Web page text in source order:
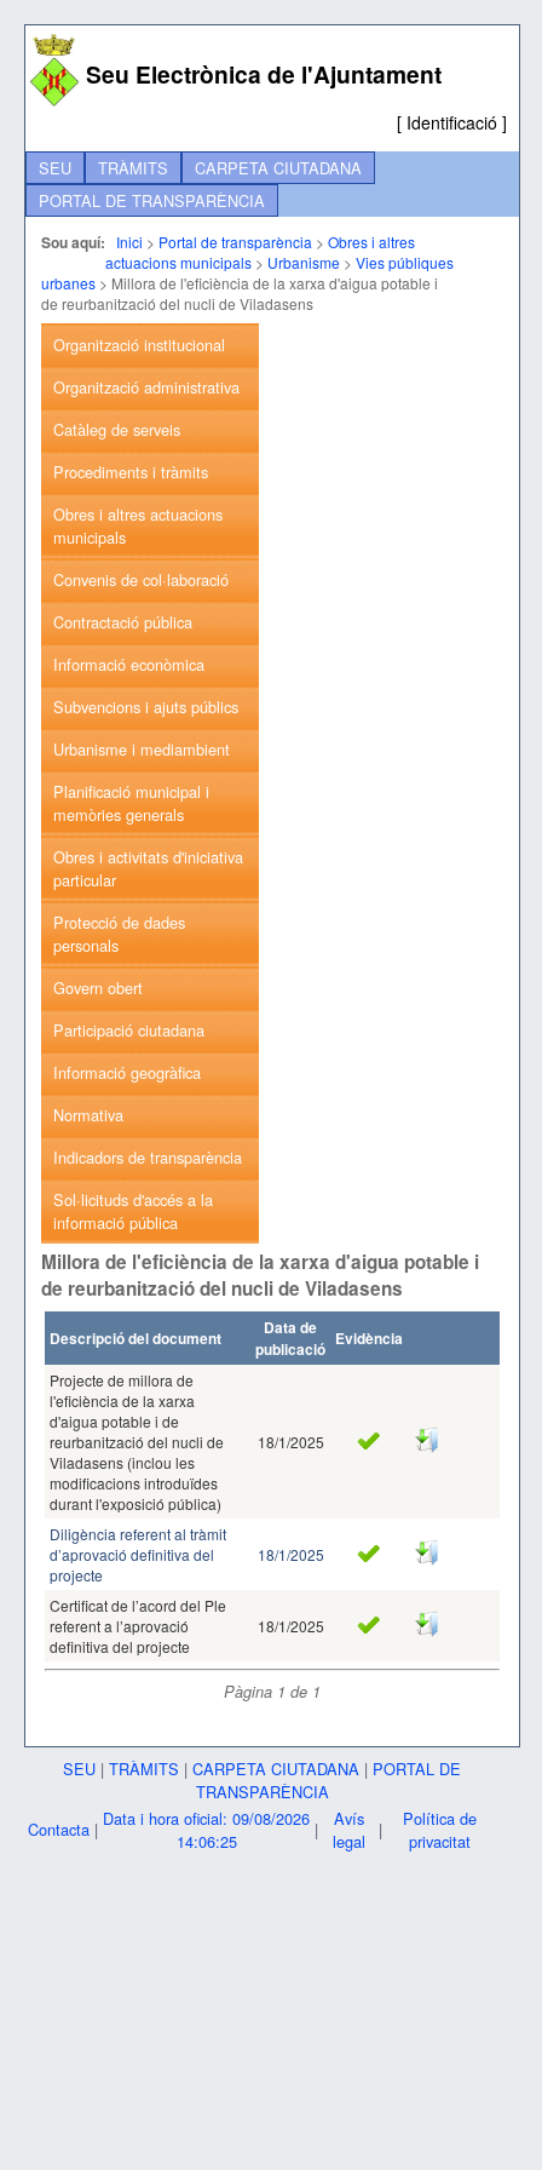
Seu Electrònica de l'Ajuntament
[ Identificació ]
SEU TRÀMITS
CARPETA CIUTADANA
PORTAL DE TRANSPARÈNCIA
Sou aquí: Inici > Portal de transparència > Obres i altres
actuacions municipals > Urbanisme > Vies públiques
urbanes > Millora de l'eficiència de la xarxa d'aigua potable i
de reurbanització del nucli de Viladasens
Organització institucional
Organització administrativa
Catàleg de serveis
Procediments i tràmits
Obres i altres actuacions
municipals
Convenis de col·laboració
Contractació pública
Informació econòmica
Subvencions i ajuts públics
Urbanisme i mediambient
Planificació municipal i
memòries generals
Obres i activitats d'iniciativa
particular
Protecció de dades
personals
Govern obert
Participació ciutadana
Informació geogràfica
Normativa
Indicadors de transparència
Sol·licituds d'accés a la
informació pública
Millora de l'eficiència de la xarxa d'aigua potable i
de reurbanització del nucli de Viladasens
Descripció del document
Data de
publicació Evidència
Projecte de millora de
l'eficiència de la xarxa
d'aigua potable i de
reurbanització del nucli de
Viladasens (inclou les
modificacions introduïdes
durant l'exposició pública)
18/1/2025
Diligència referent al tràmit
d’aprovació definitiva del
projecte
18/1/2025
Certificat de l’acord del Ple
referent a l’aprovació
definitiva del projecte
18/1/2025
Pàgina 1 de 1
SEU | TRÀMITS | CARPETA CIUTADANA | PORTAL DE
TRANSPARÈNCIA
Contacta | Data i hora oficial: 09/08/2026
14:06:25
|
Avís
legal
|
Política de
privacitat